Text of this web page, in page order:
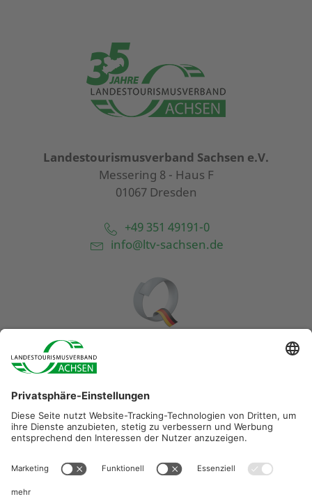
Landestourismusverband Sachsen e.V.
Messering 8 - Haus F
01067 Dresden
+49 351 49191-0
info@ltv-sachsen.de
Diese Maßnahme wird mitfinanziert durch Steuermittel auf